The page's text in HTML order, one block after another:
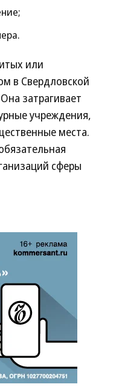
или
в Свердловской
затрагивает
учреждения,
места.
сферы